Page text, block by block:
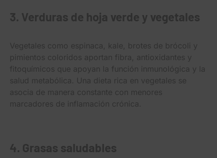
3. Verduras de hoja verde y vegetales
Vegetales como espinaca, kale, brotes de brócoli y
pimientos coloridos aportan fibra, antioxidantes y
fitoquímicos que apoyan la función inmunológica y la
salud metabólica. Una dieta rica en vegetales se
asocia de manera constante con menores
marcadores de inflamación crónica.
4. Grasas saludables